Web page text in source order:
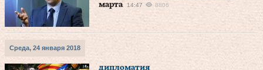
марта
14:47 8806
Среда, 24 января 2018
дипломатия